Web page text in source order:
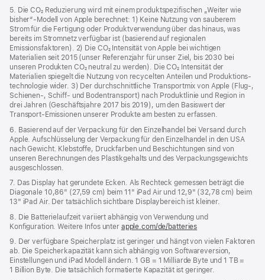
5. Die CO₂ Reduzierung wird mit einem produktspezifischen „Weiter wie
bisher“-Modell von Apple berechnet: 1) Keine Nutzung von sauberem
Strom für die Fertigung oder Produktverwendung über das hinaus, was
bereits im Stromnetz verfügbar ist (basierend auf regionalen
Emissionsfaktoren). 2) Die CO₂ Intensität von Apple bei wichtigen
Materialien seit 2015 (unser Referenzjahr für unser Ziel, bis 2030 bei
unseren Produkten CO₂ neutral zu werden). Die CO₂ Intensität der
Materialien spiegelt die Nutzung von recycelten Anteilen und Produktions­
technologie wider. 3) Der durchschnittliche Transportmix von Apple (Flug‑,
Schienen‑, Schiff‑ und Bodentransport) nach Produktlinie und Region in
drei Jahren (Geschäftsjahre 2017 bis 2019), um den Basiswert der
Transport-Emissionen unserer Produkte am besten zu erfassen.
6. Basierend auf der Verpackung für den Einzelhandel bei Versand durch
Apple. Aufschlüsselung der Verpackung für den Einzelhandel in den USA
nach Gewicht. Klebstoffe, Druckfarben und Beschichtungen sind von
unseren Berechnungen des Plastikgehalts und des Verpackungs­gewichts
ausgeschlossen.
7. Das Display hat gerundete Ecken. Als Rechteck gemessen beträgt die
Diagonale 10,86" (27,59 cm) beim 11" iPad Air und 12,9" (32,78 cm) beim
13" iPad Air. Der tatsächlich sichtbare Displaybereich ist kleiner.
8. Die Batterielaufzeit variiert abhängig von Verwendung und
Konfiguration. Weitere Infos unter apple.com/de/batteries
9. Der verfügbare Speicherplatz ist geringer und hängt von vielen Faktoren
ab. Die Speicherkapazität kann sich abhängig von Softwareversion,
Einstellungen und iPad Modell ändern. 1 GB = 1 Milliarde Byte und 1 TB =
1 Billion Byte. Die tatsächlich formatierte Kapazität ist geringer.